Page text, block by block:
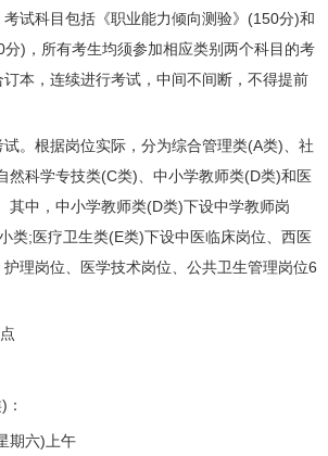
科目包括《职业能力倾向测验》(150分)和
分)，所有考生均须参加相应类别两个科目的考
本，连续进行考试，中间不间断，不得提前
根据岗位实际，分为综合管理类(A类)、社
然科学专技类(C类)、中小学教师类(D类)和医
其中，中小学教师类(D类)下设中学教师岗
类;医疗卫生类(E类)下设中医临床岗位、西医
理岗位、医学技术岗位、公共卫生管理岗位6
六)上午